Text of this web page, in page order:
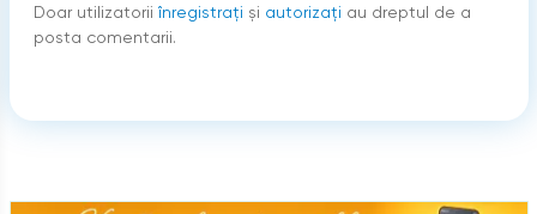
Doar utilizatorii înregistraţi şi autorizați au dreptul de a
posta comentarii.